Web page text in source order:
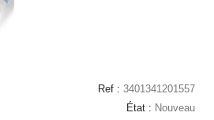
Ref : 3401341201557
État : Nouveau